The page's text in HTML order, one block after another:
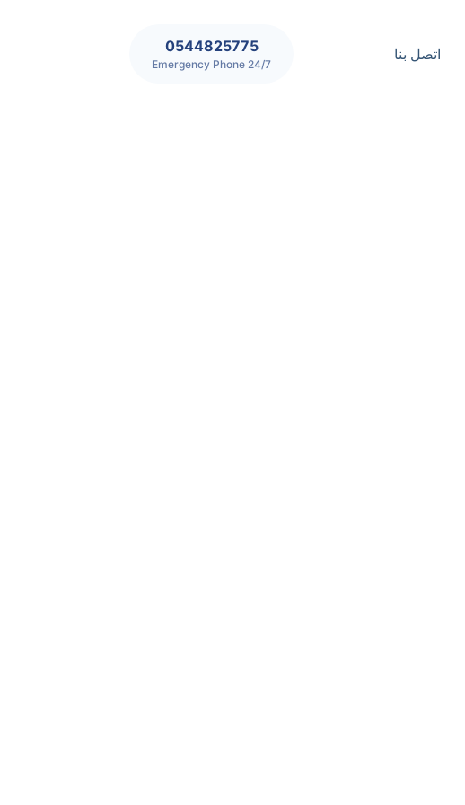
اتصل بنا 0544825775
24/7 Emergency Phone